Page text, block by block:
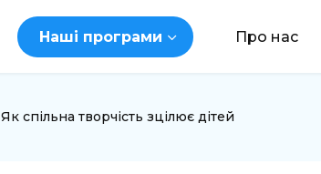
Наші програми Про нас
Як спільна творчість зцілює дітей